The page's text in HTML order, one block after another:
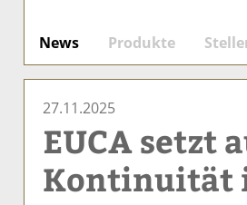
News Produkte
27.11.2025
EUCA setzt
Kontinuität